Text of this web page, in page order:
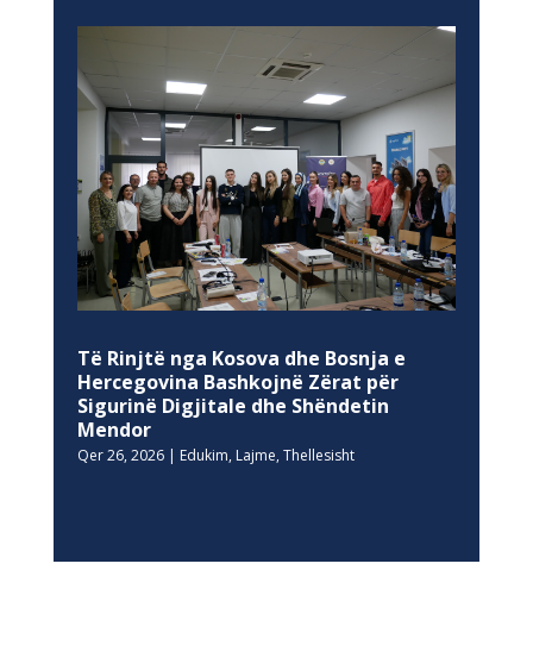
Të Rinjtë nga Kosova dhe Bosnja e
Hercegovina Bashkojnë Zërat për
Sigurinë Digjitale dhe Shëndetin
Mendor
Qer 26, 2026| Edukim, Lajme, Thellesisht